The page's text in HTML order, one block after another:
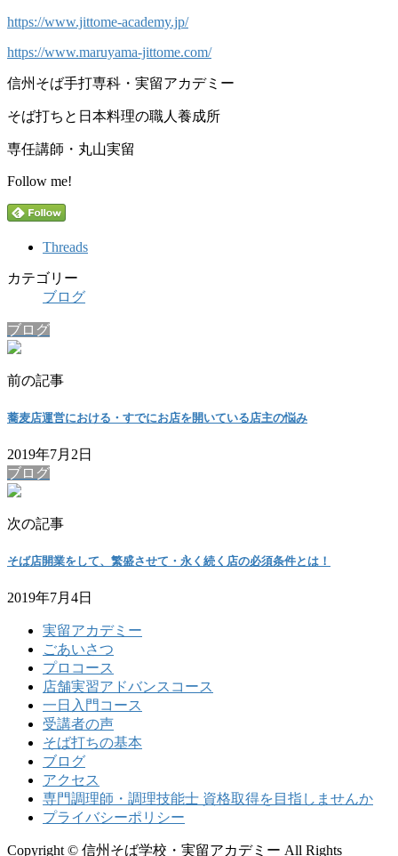
https://www.jittome-academy.jp/
https://www.maruyama-jittome.com/
信州そば手打専科・実留アカデミー
そば打ちと日本料理の職人養成所
専任講師・丸山実留
Follow me!
Threads
カテゴリー
ブログ
ブログ
前の記事
蕎麦店運営における・すでにお店を開いている店主の悩み
2019年7月2日
ブログ
次の記事
そば店開業をして、繁盛させて・永く続く店の必須条件とは！
2019年7月4日
実留アカデミー
ごあいさつ
プロコース
店舗実習アドバンスコース
一日入門コース
受講者の声
そば打ちの基本
ブログ
アクセス
専門調理師・調理技能士 資格取得を目指しませんか
プライバシーポリシー
Copyright © 信州そば学校・実留アカデミー All Rights